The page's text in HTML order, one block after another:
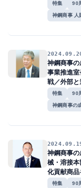
特集 90
神鋼商事 人
神鋼商事
事業推進
戦／外部と
特集 90
神鋼商事の
神鋼商事
械・溶接
化貢献商
特集 90